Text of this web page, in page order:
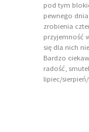
pod tym
pewnego
zrobienia
przyjemność
się dla nich
Bardzo
radość,
lipiec/